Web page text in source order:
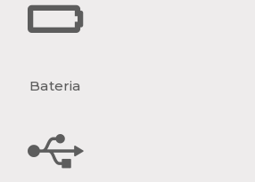
Bateria